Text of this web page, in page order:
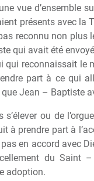
vue d’ensemble
présents avec la
reconnu non plus
qui avait été
qui reconnaissait le
part à ce qui
Jean – Baptiste
s’élever ou de
à prendre part à
en accord avec
du Saint
adoption.